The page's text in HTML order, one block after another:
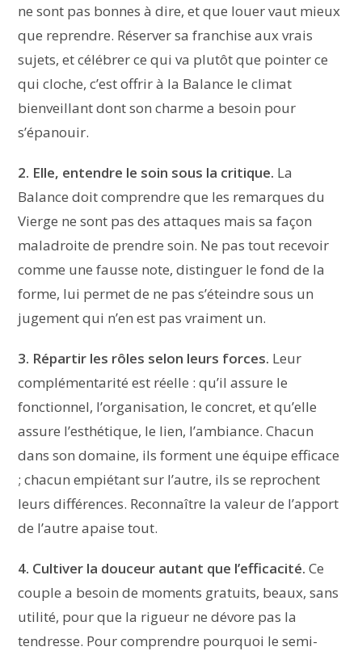
ne sont pas bonnes à dire, et que louer vaut mieux
que reprendre. Réserver sa franchise aux vrais
sujets, et célébrer ce qui va plutôt que pointer ce
qui cloche, c’est offrir à la Balance le climat
bienveillant dont son charme a besoin pour
s’épanouir.
2. Elle, entendre le soin sous la critique. La
Balance doit comprendre que les remarques du
Vierge ne sont pas des attaques mais sa façon
maladroite de prendre soin. Ne pas tout recevoir
comme une fausse note, distinguer le fond de la
forme, lui permet de ne pas s’éteindre sous un
jugement qui n’en est pas vraiment un.
3. Répartir les rôles selon leurs forces. Leur
complémentarité est réelle : qu’il assure le
fonctionnel, l’organisation, le concret, et qu’elle
assure l’esthétique, le lien, l’ambiance. Chacun
dans son domaine, ils forment une équipe efficace
; chacun empiétant sur l’autre, ils se reprochent
leurs différences. Reconnaître la valeur de l’apport
de l’autre apaise tout.
4. Cultiver la douceur autant que l’efficacité. Ce
couple a besoin de moments gratuits, beaux, sans
utilité, pour que la rigueur ne dévore pas la
tendresse. Pour comprendre pourquoi le semi-